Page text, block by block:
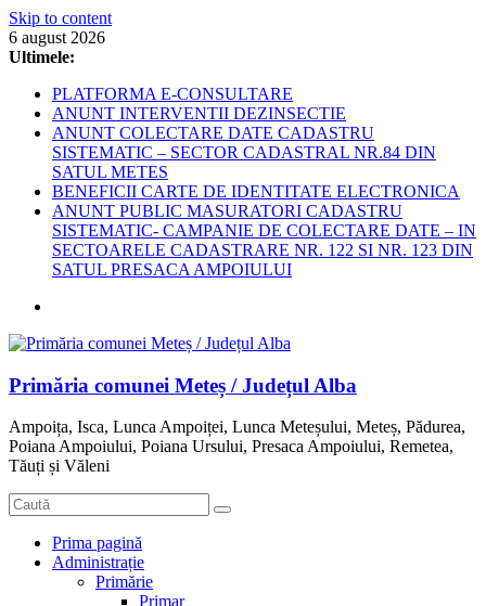
Skip to content
6 august 2026
Ultimele:
PLATFORMA E-CONSULTARE
ANUNT INTERVENTII DEZINSECTIE
ANUNT COLECTARE DATE CADASTRU
SISTEMATIC – SECTOR CADASTRAL NR.84 DIN
SATUL METES
BENEFICII CARTE DE IDENTITATE ELECTRONICA
ANUNT PUBLIC MASURATORI CADASTRU
SISTEMATIC- CAMPANIE DE COLECTARE DATE – IN
SECTOARELE CADASTRARE NR. 122 SI NR. 123 DIN
SATUL PRESACA AMPOIULUI
Primăria comunei Meteș / Județul Alba
Ampoița, Isca, Lunca Ampoiței, Lunca Meteșului, Meteș, Pădurea,
Poiana Ampoiului, Poiana Ursului, Presaca Ampoiului, Remetea,
Tăuți și Văleni
Prima pagină
Administrație
Primărie
Primar